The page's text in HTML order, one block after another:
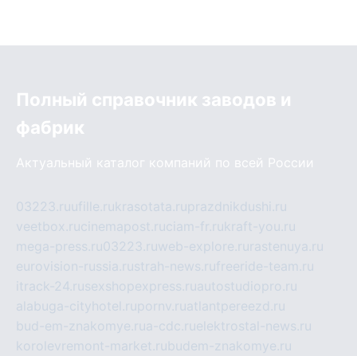
Полный справочник заводов и
фабрик
Актуальный каталог компаний по всей России
03223.ruufille.rukrasotata.ruprazdnikdushi.ru
veetbox.rucinemapost.ruciam-fr.rukraft-you.ru
mega-press.ru03223.ruweb-explore.ru rastenuya.ru
eurovision-russia.rustrah-news.rufreeride-team.ru
itrack-24.rusexshopexpress.ruautostudiopro.ru
alabuga-cityhotel.rupornv.ruatlantpereezd.ru
bud-em-znakomye.rua-cdc.ruelektrostal-news.ru
korolevremont-market.rubudem-znakomye.ru